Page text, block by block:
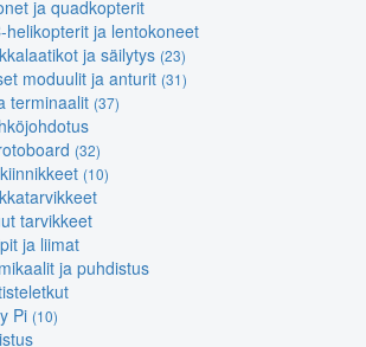
ja quadkopterit
helikopterit ja lentokoneet
ja säilytys (23)
moduulit ja anturit (31)
terminaalit (37)
(32)
(10)
tarvikkeet
ja liimat
ja puhdistus
Pi (10)